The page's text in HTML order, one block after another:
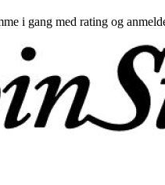
i gang med rating og